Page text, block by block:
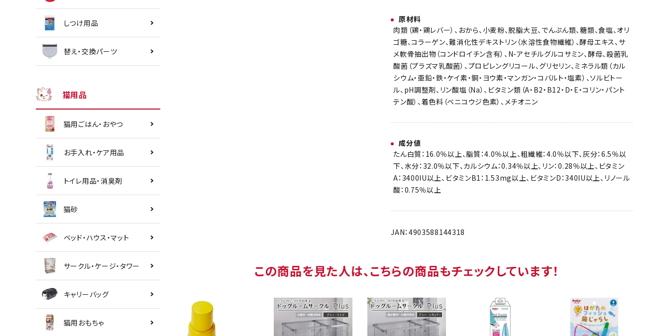
しつけ用品
替え・交換パーツ
猫用品
猫用ごはん・おやつ
お手入れ・ケア用品
トイレ用品・消臭剤
猫砂
ベッド・ハウス・マット
サークル・ケージ・タワー
キャリーバッグ
猫用おもちゃ
原材料
肉類（鶏・鶏レバー）、おから、小麦粉、脱脂大豆、でんぷん類、糖類、食塩、オリ
ゴ糖、コラーゲン、難消化性デキストリン（水溶性食物繊維）、酵母エキス、サ
メ軟骨抽出物（コンドロイチン含有）、N-アセチルグルコサミン、酵母、殺菌乳
酸菌（プラズマ乳酸菌）、プロピレングリコール、グリセリン、ミネラル類（カル
シウム・亜鉛・鉄・ケイ素・銅・ヨウ素・マンガン・コバルト・塩素）、ソルビトー
ル、pH調整剤、リン酸塩（Na）、ビタミン類（A・B2・B12・D・E・コリン・パント
テン酸）、着色料（ベニコウジ色素）、メチオニン
成分値
たん白質：16.0％以上、脂質：4.0％以上、粗繊維：4.0％以下、灰分：6.5％以
下、水分：32.0％以下、カルシウム：0.34％以上、リン：0.28％以上、ビタミン
A：3400IU以上、ビタミンB1：1.53mg以上、ビタミンD：340IU以上、リノール
酸：0.75％以上
JAN：4903588144318
この商品を見た人は、こちらの商品もチェックしています！